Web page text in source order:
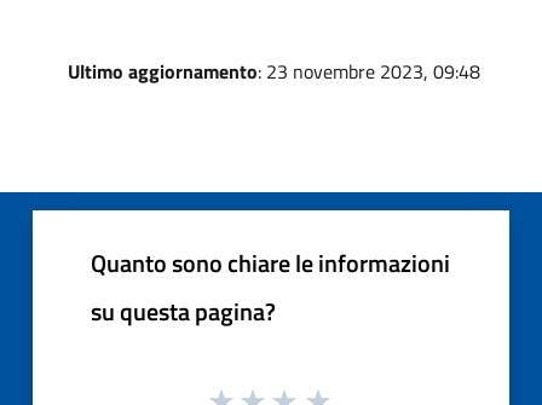
Ultimo aggiornamento: 23 novembre 2023, 09:48
Quanto sono chiare le informazioni
su questa pagina?